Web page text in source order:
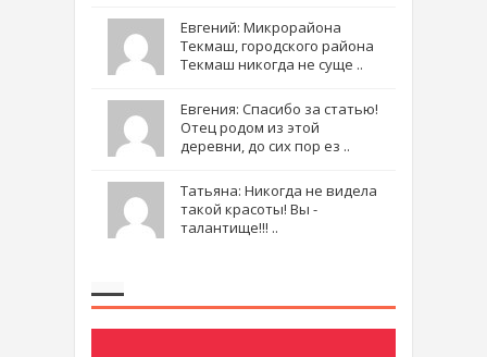
Евгений: Микрорайона
Текмаш, городского района
Текмаш никогда не суще ..
Евгения: Спасибо за статью!
Отец родом из этой
деревни, до сих пор ез ..
Татьяна: Никогда не видела
такой красоты! Вы -
талантище!!! ..